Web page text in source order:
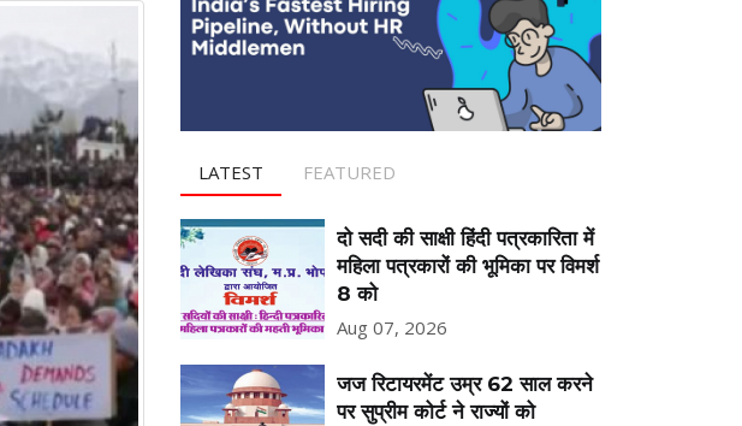
LATEST FEATURED
दो सदी की साक्षी हिंदी पत्रकारिता में
महिला पत्रकारों की भूमिका पर विमर्श
8 को
Aug 07, 2026
जज रिटायरमेंट उम्र 62 साल करने
पर सुप्रीम कोर्ट ने राज्यों को